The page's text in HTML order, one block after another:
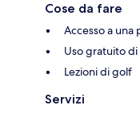
Cose da fare
Accesso a una
Uso gratuito di
Lezioni di golf
Servizi